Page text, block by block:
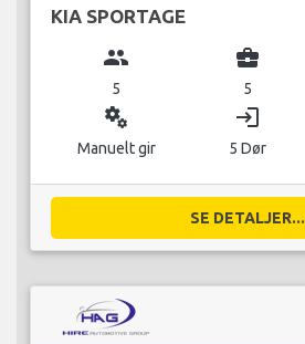
KIA SPORTAGE
group
5
business_center
5
miscellaneous_services
Manuelt gir
login
5 Dør
SE DETALJER...